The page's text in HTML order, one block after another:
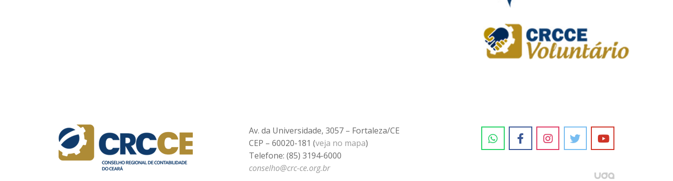
Av. da Universidade, 3057 – Fortaleza/CE
CEP – 60020-181 (veja no mapa)
Telefone: (85) 3194-6000
conselho@crc-ce.org.br